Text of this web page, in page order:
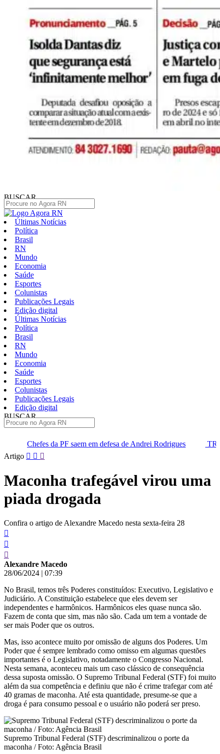
BUSCAR
Últimas Notícias
Política
Brasil
RN
Mundo
Economia
Saúde
Esportes
Colunistas
Publicações Legais
Edição digital
Últimas Notícias
Política
Brasil
RN
Mundo
Economia
Saúde
Esportes
Colunistas
Publicações Legais
Edição digital
BUSCAR
da PF saem em defesa de Andrei Rodrigues
TRE marca
Pular
conteúdo
Artigo
Maconha trafegável virou uma
piada drogada
Confira o artigo de Alexandre Macedo nesta sexta-feira 28
Alexandre Macedo
28/06/2024 | 07:39
No Brasil, temos três Poderes constituídos: Executivo, Legislativo e
Judiciário. A Constituição estabelece que eles devem ser
independentes e harmônicos. Harmônicos eles quase nunca são.
Fazem de conta que sim, mas não são. Cada um tem a vontade de
ser mais Poder que os outros.
Mas, isso acontece muito por omissão de alguns dos Poderes. Um
Poder que é sempre lembrado como omisso em algumas questões
importantes é o Legislativo, notadamente o Congresso Nacional.
Nesta semana, aconteceu mais um caso clássico de consequência
dessa suposta omissão. O Supremo Tribunal Federal (STF) foi muito
além da sua competência e definiu que não é crime trafegar com até
40 gramas de maconha. Até esta quantidade, presume-se que a
droga é para consumo pessoal e o usuário não poderá ser preso.
Supremo Tribunal Federal (STF) descriminalizou o porte da
maconha / Foto: Agência Brasil